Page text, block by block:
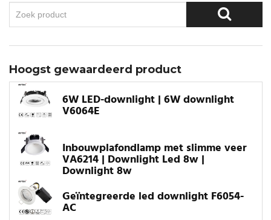
Hoogst gewaardeerd product
6W LED-downlight | 6W downlight
V6064E
Inbouwplafondlamp met slimme veer
VA6214 | Downlight Led 8w |
Downlight 8w
Geïntegreerde led downlight F6054-
AC